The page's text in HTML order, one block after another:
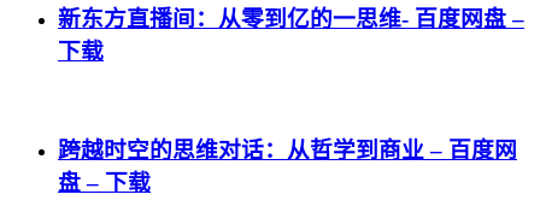
新东方直播间：从零到亿的一思维- 百度网盘 –
下载
跨越时空的思维对话：从哲学到商业 – 百度网
盘 – 下载